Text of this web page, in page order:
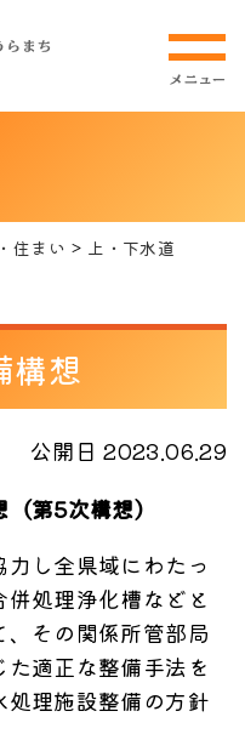
住まい
上・下水道
構想
公開日 2023.06.29
第5次構想）
し全県域にわたっ
処理浄化槽などと
その関係所管部局
適正な整備手法を
理施設整備の方針